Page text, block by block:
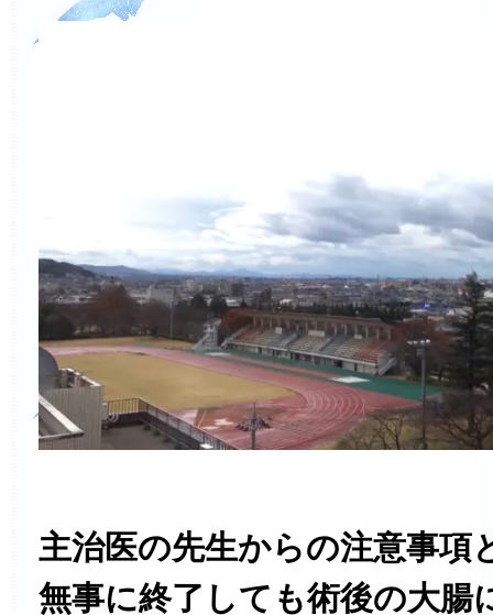
主治医の先生からの注意事項
無事に終了しても術後の大腸